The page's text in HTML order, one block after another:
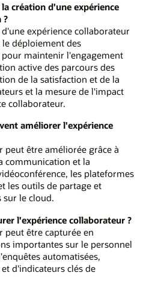
création d'une expérience
?
expérience collaborateur
déploiement des
maintenir l'engagement
active des parcours des
de la satisfaction et de la
et la mesure de l'impact
collaborateur.
améliorer l'expérience
peut être améliorée grâce à
communication et la
les plateformes
les outils de partage et
sur le cloud.
l'expérience collaborateur ?
peut être capturée en
importantes sur le personnel
automatisées,
d'indicateurs clés de